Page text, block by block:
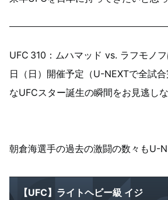
UFC 310：ムハマッド vs. ラフモノ
日（日）開催予定（U-NEXTで全試
なUFCスター誕生の瞬間をお見逃しな
朝倉海選手の過去の激闘の数々もU-
【UFC】ライトヘビー級 イジ